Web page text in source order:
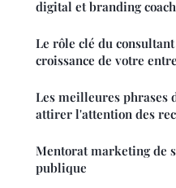
digital et branding
Le rôle clé du
croissance de votre
Les meilleures phrases
attirer l'attention des
Mentorat marketing de
publique